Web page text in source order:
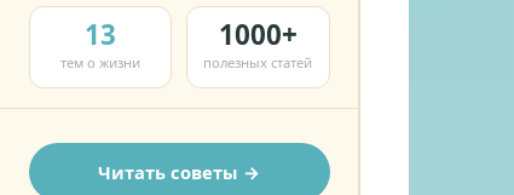
13
тем о жизни
1000+
полезных статей
Читать советы →